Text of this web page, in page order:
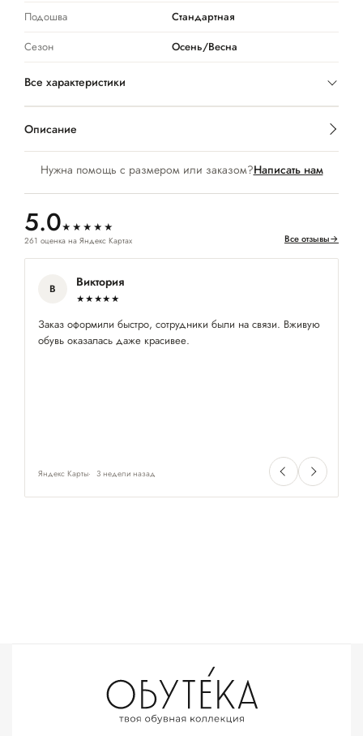
Нужна помощь с размером или заказом?Написать нам
5.0★★★★★
261 оценка на Яндекс Картах Все отзывы→
В Виктория
★★★★★
Заказ оформили быстро, сотрудники были на связи. Вживую
обувь оказалась даже красивее.
Яндекс Карты 3 недели назад
Подошва
Стандартная
Сезон
Осень/Весна
Все характеристики
Описание